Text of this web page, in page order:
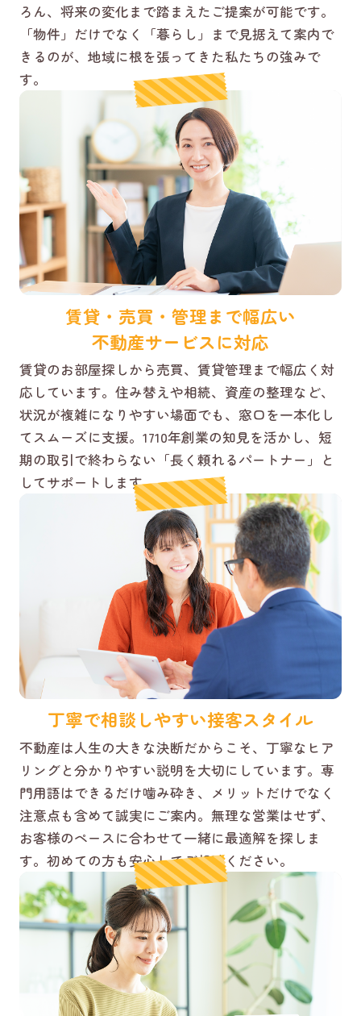
ろん、将来の変化まで踏まえたご提案が可能です。
「物件」だけでなく「暮らし」まで見据えて案内で
きるのが、地域に根を張ってきた私たちの強みで
す。
賃貸・売買・管理まで幅広い
不動産サービスに対応
賃貸のお部屋探しから売買、賃貸管理まで幅広く対
応しています。住み替えや相続、資産の整理など、
状況が複雑になりやすい場面でも、窓口を一本化し
てスムーズに支援。1710年創業の知見を活かし、短
期の取引で終わらない「長く頼れるパートナー」と
してサポートします。
丁寧で相談しやすい接客スタイル
不動産は人生の大きな決断だからこそ、丁寧なヒア
リングと分かりやすい説明を大切にしています。専
門用語はできるだけ噛み砕き、メリットだけでなく
注意点も含めて誠実にご案内。無理な営業はせず、
お客様のペースに合わせて一緒に最適解を探しま
す。初めての方も安心してご相談ください。